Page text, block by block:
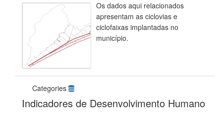
Os dados aqui relacionados
apresentam as ciclovias e
ciclofaixas implantadas no
município.
Categories
Indicadores de Desenvolvimento Humano